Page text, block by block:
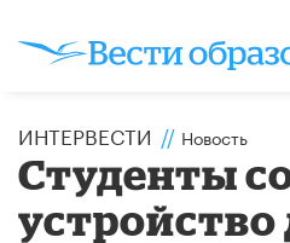
ИНТЕРВЕСТИ // Новость
Студенты
устройство